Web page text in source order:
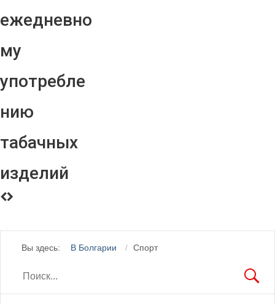
ежедневно
му
употребле
нию
табачных
изделий
Вы здесь: В Болгарии Спорт